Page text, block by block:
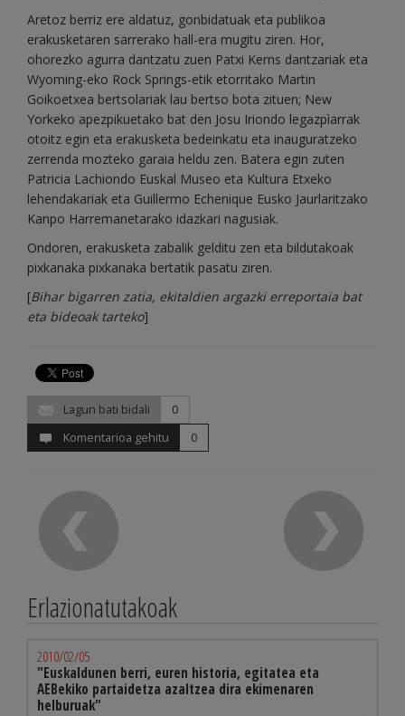
Aretoz berriz ere aldatuz, gonbidatuak eta publikoa
erakusketaren sarrerako hall-era mugitu ziren. Hor,
ohorezko agurra dantzatu zuen Patxi Kerns dantzariak eta
Wyoming-eko Rock Springs-etik etorritako Martin
Goikoetxea bertsolariak lau bertso bota zituen; New
Yorkeko apezpikuetako bat den Josu Iriondo legazpìarrak
otoitz egin eta erakusketa bedeinkatu eta inauguratzeko
zerrenda mozteko garaia heldu zen. Batera egin zuten
Patricia Lachiondo Euskal Museo eta Kultura Etxeko
lehendakariak eta Guillermo Echenique Eusko Jaurlaritzako
Kanpo Harremanetarako idazkari nagusiak.
Ondoren, erakusketa zabalik gelditu zen eta bildutakoak
pixkanaka pixkanaka bertatik pasatu ziren.
[Bihar bigarren zatia, ekitaldien argazki erreportaia bat
eta bideoak tarteko]
Lagun bati bidali
0
Komentarioa gehitu
0
Erlazionatutakoak
2010/02/05
"Euskaldunen berri, euren historia, egitatea eta
AEBekiko partaidetza azaltzea dira ekimenaren
helburuak"